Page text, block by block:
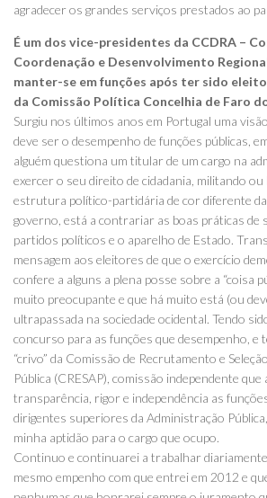
agradecer os grandes serviços prestados ao
É um dos vice-presidentes da CCDRA –
Coordenação e Desenvolvimento
manter-se em funções após ter sido
da Comissão Política Concelhia de Faro
Surgiu nos últimos anos em Portugal uma
deve ser o desempenho de funções públicas,
alguém questiona um titular de um cargo na
exercer o seu direito de cidadania, militando
estrutura político-partidária de cor diferente
governo, está a contrariar as boas práticas de
partidos políticos e o aparelho de Estado.
mensagem aos eleitores de que o exercício
confere a alguns a plena posse sobre a “coisa
muito preocupante e que há muito está (ou
ultrapassada na sociedade ocidental. Tendo
concurso para as funções que desempenho, e
“crivo” da Comissão de Recrutamento e
Pública (CRESAP), comissão independente que
transparência, rigor e independência as
dirigentes superiores da Administração
minha aptidão para o cargo que ocupo.
Continuo e continuarei a trabalhar
mesmo empenho com que entrei em 2012 e